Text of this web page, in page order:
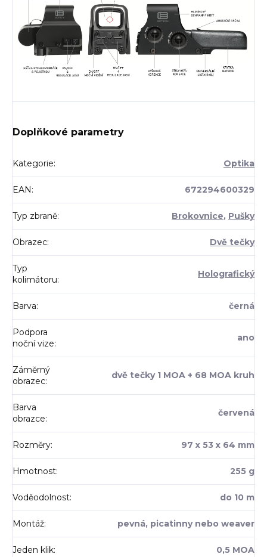
Doplňkové parametry
Kategorie: Optika
EAN: 672294600329
Typ zbraně: Brokovnice, Pušky
Obrazec: Dvě tečky
Typ
kolimátoru:
Holografický
Barva: černá
Podpora
noční vize:
ano
Záměrný
obrazec:
dvě tečky 1 MOA + 68 MOA kruh
Barva
obrazce:
červená
Rozměry: 97 x 53 x 64 mm
Hmotnost: 255 g
Voděodolnost: do 10 m
Montáž: pevná, picatinny nebo weaver
Jeden klik: 0,5 MOA